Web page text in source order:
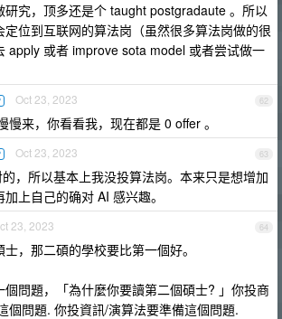
研究，顶多还是个 taught postgradaute 。所以
定位到互联网的算法岗（虽然很多算法岗做的很
apply 或者 improve sota model 或者尝试做一
62
Oct 23, 2023
慢来，你看看我，现在都是 0 offer 。
63
Oct 23, 2023
，所以基本上我没投算法岗。本来只是想增加
上自己的确对 AI 感兴趣。
64
23, 2023
，那二碩的學校要比第一個好。
個問題，「為什麼你要讀第二個碩士? 」你投商
個問題. 你投資訊/演算法要準備這個問題.